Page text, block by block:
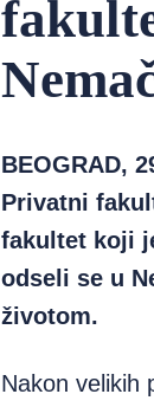
BEOGRAD,
Privatni
fakultet koji
odseli se u
životom.
Nakon velikih